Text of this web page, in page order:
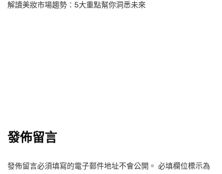
解讀美妝市場趨勢：5大重點幫你洞悉未來
發佈留言
發佈留言必須填寫的電子郵件地址不會公開。 必填欄位標示為